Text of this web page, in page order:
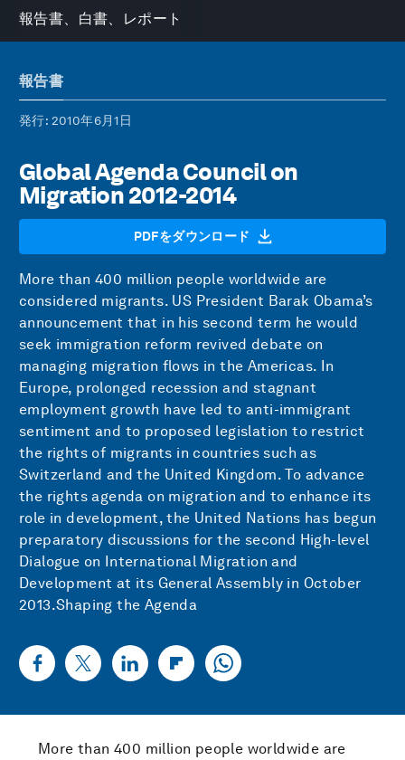
報告書、白書、レポート
報告書
発行: 2010年6月1日
Global Agenda Council on
Migration 2012-2014
PDFをダウンロード
More than 400 million people worldwide are
considered migrants. US President Barak Obama’s
announcement that in his second term he would
seek immigration reform revived debate on
managing migration flows in the Americas. In
Europe, prolonged recession and stagnant
employment growth have led to anti-immigrant
sentiment and to proposed legislation to restrict
the rights of migrants in countries such as
Switzerland and the United Kingdom. To advance
the rights agenda on migration and to enhance its
role in development, the United Nations has begun
preparatory discussions for the second High-level
Dialogue on International Migration and
Development at its General Assembly in October
2013.Shaping the Agenda
More than 400 million people worldwide are